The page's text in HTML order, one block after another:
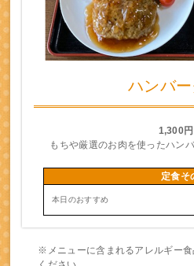
ハンバ
1,300円
もちや厳選のお肉を使ったハン
定食そ
本日のおすすめ
※メニューに含まれるアレルギー